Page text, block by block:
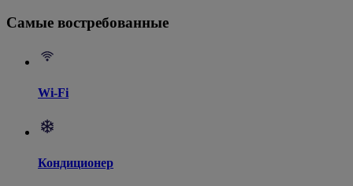
Самые востребованные
Wi-Fi
Кондиционер